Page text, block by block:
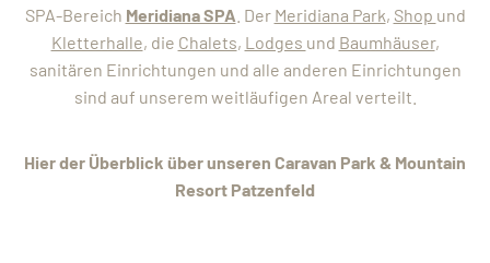
INFO@CARAVANPARKSEXTEN.IT
SPA-Bereich Meridiana SPA . Der Meridiana Park, Shop und
Kletterhalle, die Chalets, Lodges und Baumhäuser,
sanitären Einrichtungen und alle anderen Einrichtungen
sind auf unserem weitläufigen Areal verteilt.
Hier der Überblick über unseren Caravan Park & Mountain
Resort Patzenfeld